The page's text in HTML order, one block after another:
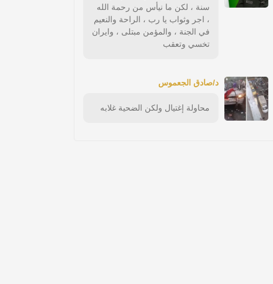
سنة ، لكن ما نيأس من رحمة الله
، اجر وثواب يا رب ، الراحة والنعيم
في الجنة ، والمؤمن مبتلى ، وايران
تخسي وتعقب
د/صادق الجعموس
محاولة إغتيال ولكن الضحية غلابه